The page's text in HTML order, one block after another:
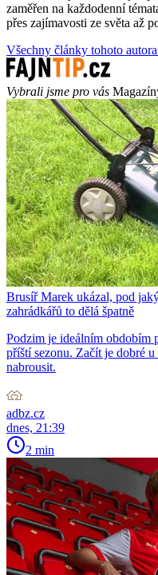
zaměřen na každodenní
přes zajímavosti ze světa až
Všechny články tohoto
Vybrali jsme pro vás
Brusíř Marek ukázal, pod
zahrádkářů to dělá špatně
Podzim je ideálním obdobím
příští sezonu. Začít je dobré
nabrousit.
adbz.cz
dnes, 21:39
2 min